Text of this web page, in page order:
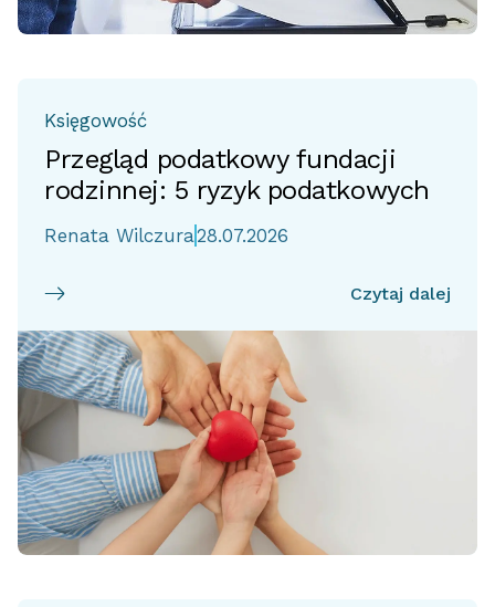
Księgowość
Przegląd podatkowy fundacji
rodzinnej: 5 ryzyk podatkowych
Renata Wilczura28.07.2026
Czytaj dalej